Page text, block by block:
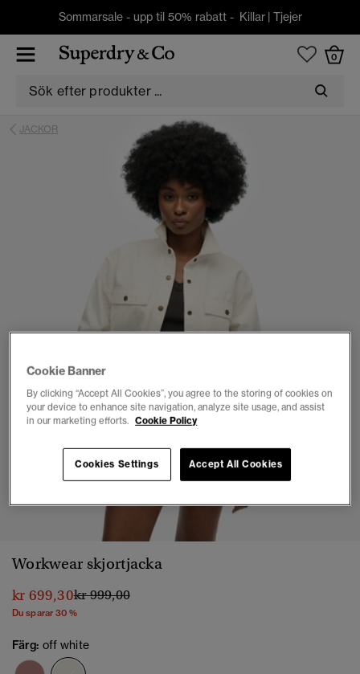
Sommarsale - upp til 50% rabatt - Killar| Tjejer
0
JACKOR
Workwear skjortjacka
kr 699,30Pris reducerat från
kr 999,00till
Du sparar 30 %
Färg: off white
Cookie Banner
By clicking “Accept All Cookies”, you agree to the storing of cookies on
your device to enhance site navigation, analyze site usage, and assist
in our marketing efforts. Cookie Policy
Accept All Cookies
Cookies Settings